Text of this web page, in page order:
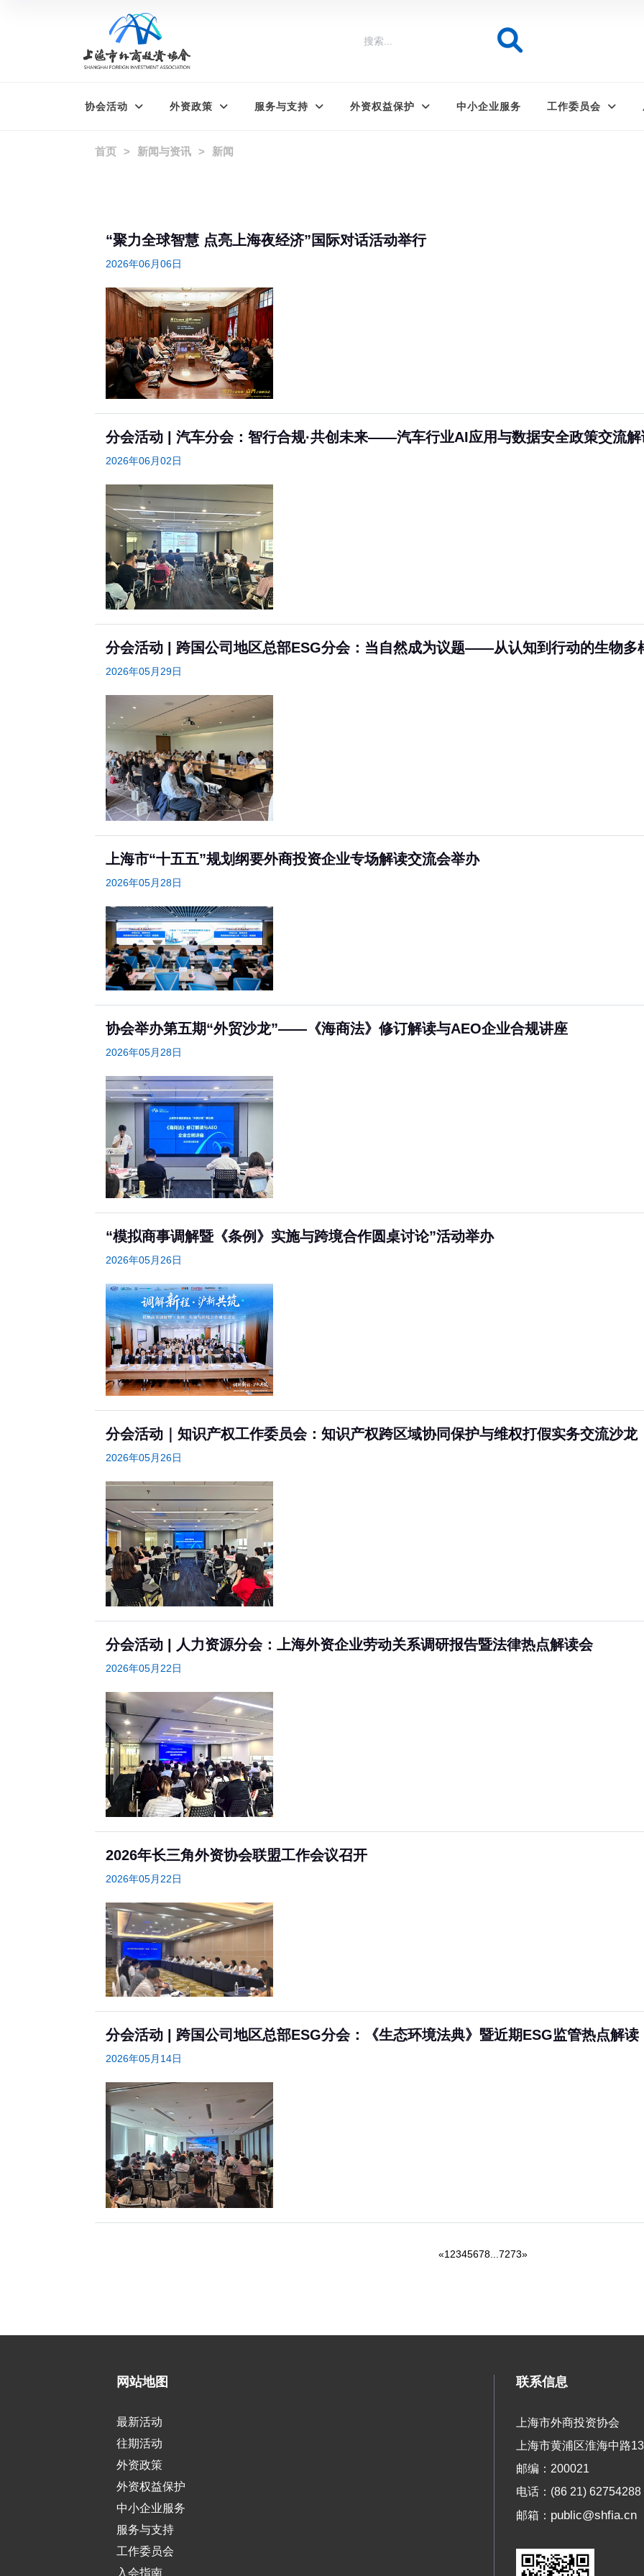
协会活动 外资政策 服务与支持 外资权益保护 中小企业服务 工作委员会
首页 新闻与资讯 新闻
“聚力全球智慧 点亮上海夜经济”国际对话活动举行
2026年06月06日
分会活动 | 汽车分会：智行合规·共创未来——汽车行业AI应用与数据安全政策交流解
2026年06月02日
分会活动 | 跨国公司地区总部ESG分会：当自然成为议题——从认知到行动的生物多
2026年05月29日
上海市“十五五”规划纲要外商投资企业专场解读交流会举办
2026年05月28日
协会举办第五期“外贸沙龙”——《海商法》修订解读与AEO企业合规讲座
2026年05月28日
“模拟商事调解暨《条例》实施与跨境合作圆桌讨论”活动举办
2026年05月26日
分会活动｜知识产权工作委员会：知识产权跨区域协同保护与维权打假实务交流沙龙
2026年05月26日
分会活动 | 人力资源分会：上海外资企业劳动关系调研报告暨法律热点解读会
2026年05月22日
2026年长三角外资协会联盟工作会议召开
2026年05月22日
分会活动 | 跨国公司地区总部ESG分会：《生态环境法典》暨近期ESG监管热点解读
2026年05月14日
«1 2345678 7273»
网站地图
最新活动
往期活动
外资政策
外资权益保护
中小企业服务
服务与支持
工作委员会
入会指南
联系信息
上海市外商投资协会
上海市黄浦区淮海中路
邮编：200021
电话：(86 21) 62754288
邮箱： public@shfia.cn